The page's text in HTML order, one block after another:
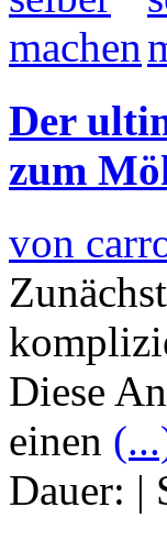
Der
zum
von
Diese
einen
Dauer: |